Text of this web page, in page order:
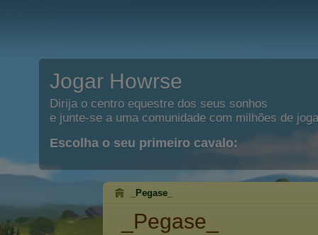
Jogar Howrse
Dirija o centro equestre dos seus sonhos
e junte-se a uma comunidade com milhões de
Escolha o seu primeiro cavalo:
_Pegase_
_Pegase_